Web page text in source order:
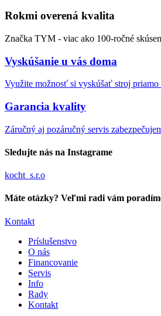
Rokmi overená kvalita
Značka TYM - viac ako 100-ročné
Vyskúšanie u vás doma
Využite možnosť si vyskúšať stroj
Garancia kvality
Záručný aj pozáručný servis
Sledujte nás na Instagrame
kocht_s.r.o
Máte otázky? Veľmi radi vám
Kontakt
Príslušenstvo
O nás
Financovanie
Servis
Info
Rady
Kontakt